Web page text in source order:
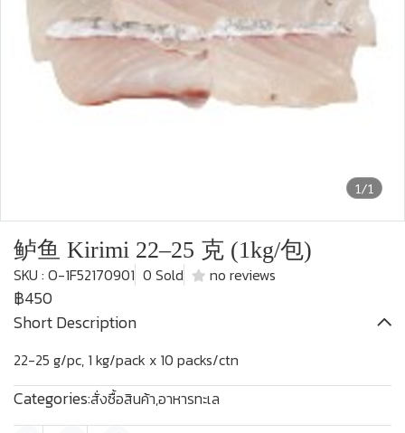
1/1
鲈鱼 Kirimi 22–25 克 (1kg/包)
SKU : O-1F52170901 0 Sold no reviews
฿450
Short Description
22-25 g/pc, 1 kg/pack x 10 packs/ctn
Categories:สั่งซื้อสินค้า,อาหารทะเล